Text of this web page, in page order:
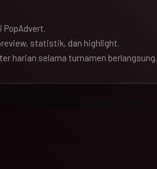
PopAdvert.
statistik, dan highlight.
harian selama turnamen berlangsung.